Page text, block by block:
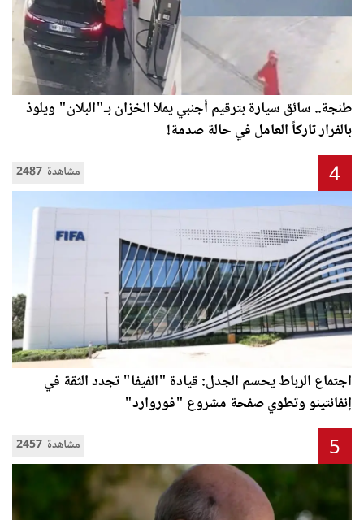
طنجة.. سائق سيارة بترقيم أجنبي يملأ الخزان بـ"البلان" ويلوذ
بالفرار تاركاً العامل في حالة صدمة!
2487 مشاهدة 4
اجتماع الرباط يحسم الجدل: قيادة "الفيفا" تجدد الثقة في
إنفانتينو وتطوي صفحة مشروع "فوروارد"
2457 مشاهدة 5